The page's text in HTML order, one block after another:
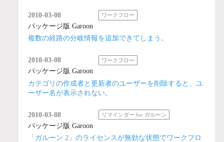
2010-03-08 ワークフロー
パッケージ版 Garoon
複数の経路の分岐情報を追加できてしまう。
2010-03-08 ワークフロー
パッケージ版 Garoon
カテゴリの作成者と更新者のユーザーを削除すると、ユ
ーザー名が表示されない。
2010-03-08 リマインダー for ガルーン
パッケージ版 Garoon
「ガルーン 2」のライセンスが無効な状態でワークフロ